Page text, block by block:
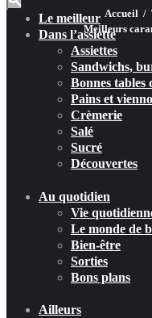
Accueil
Meilleurs
Le meilleur
Dans l’assiette
Assiettes
Sandwichs,
Bonnes tables
Pains et
Crèmerie
Salé
Sucré
Découvertes
Au quotidien
Vie
Le monde de
Bien-être
Sorties
Bons plans
Ailleurs